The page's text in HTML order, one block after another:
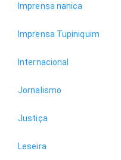
Imprensa nanica
Imprensa Tupiniquim
Internacional
Jornalismo
Justiça
Leseira